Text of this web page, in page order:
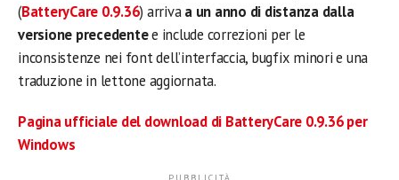
(BatteryCare 0.9.36) arrivaa un anno di distanza dalla
versione precedentee include correzioni per le
inconsistenze nei font dell’interfaccia, bugfix minori e una
traduzione in lettone aggiornata.
Pagina ufficiale del download di BatteryCare 0.9.36 per
Windows